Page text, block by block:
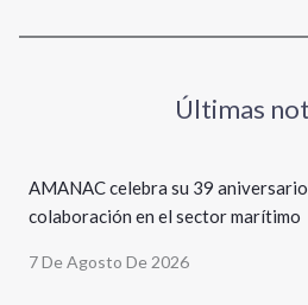
Últimas
AMANAC celebra su 39
colaboración en el sector marítimo
7 De Agosto De 2026